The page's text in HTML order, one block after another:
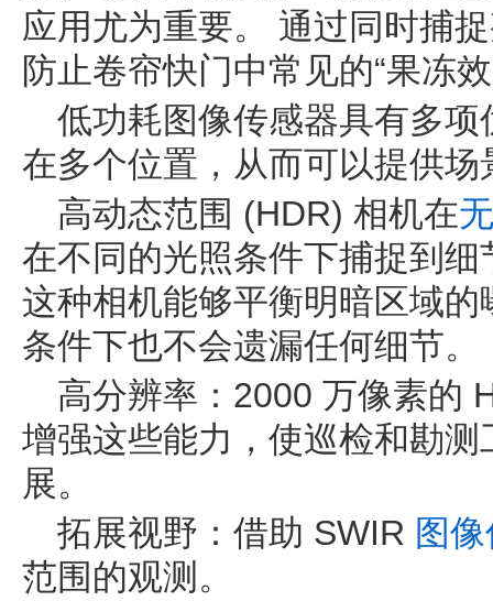
应用尤为重要。 通过同时捕
防止卷帘快门中常见的“果冻
低功耗图像传感器具有多
在多个位置，从而可以提供场
高动态范围 (HDR) 相机在
在不同的光照条件下捕捉到
这种相机能够平衡明暗区域
条件下也不会遗漏任何细节。
高分辨率：2000 万像素的
增强这些能力，使巡检和勘
展。
拓展视野：借助 SWIR 图
范围的观测。